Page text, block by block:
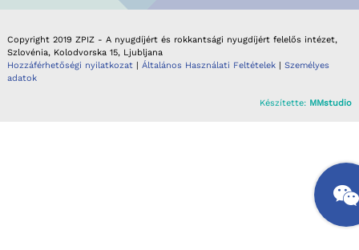
Copyright 2019 ZPIZ - A nyugdíjért és rokkantsági nyugdíjért felelős intézet,
Szlovénia, Kolodvorska 15, Ljubljana
Hozzáférhetőségi nyilatkozat| Általános Használati Feltételek
Személyes
adatok
Készítette: MMstudio